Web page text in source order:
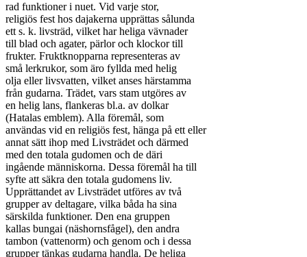
rad funktioner i nuet. Vid varje stor,
religiös fest hos dajakerna upprättas sålunda
ett s. k. livsträd, vilket har heliga vävnader
till blad och agater, pärlor och klockor till
frukter. Fruktknopparna representeras av
små lerkrukor, som äro fyllda med helig
olja eller livsvatten, vilket anses härstamma
från gudarna. Trädet, vars stam utgöres av
en helig lans, flankeras bl.a. av dolkar
(Hatalas emblem). Alla föremål, som
användas vid en religiös fest, hänga på ett eller
annat sätt ihop med Livsträdet och därmed
med den totala gudomen och de däri
ingående människorna. Dessa föremål ha till
syfte att säkra den totala gudomens liv.
Upprättandet av Livsträdet utföres av två
grupper av deltagare, vilka båda ha sina
särskilda funktioner. Den ena gruppen
kallas bungai (näshornsfågel), den andra
tambon (vattenorm) och genom och i dessa
grupper tänkas gudarna handla. De heliga